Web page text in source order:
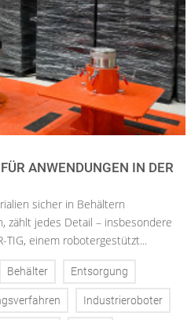
ANWENDUNGEN IN DER N
sicher in Behältern
zählt jedes Detail – insbesondere
TIG, einem robotergestützt...
Behälter Entsorgung
Industrieroboter